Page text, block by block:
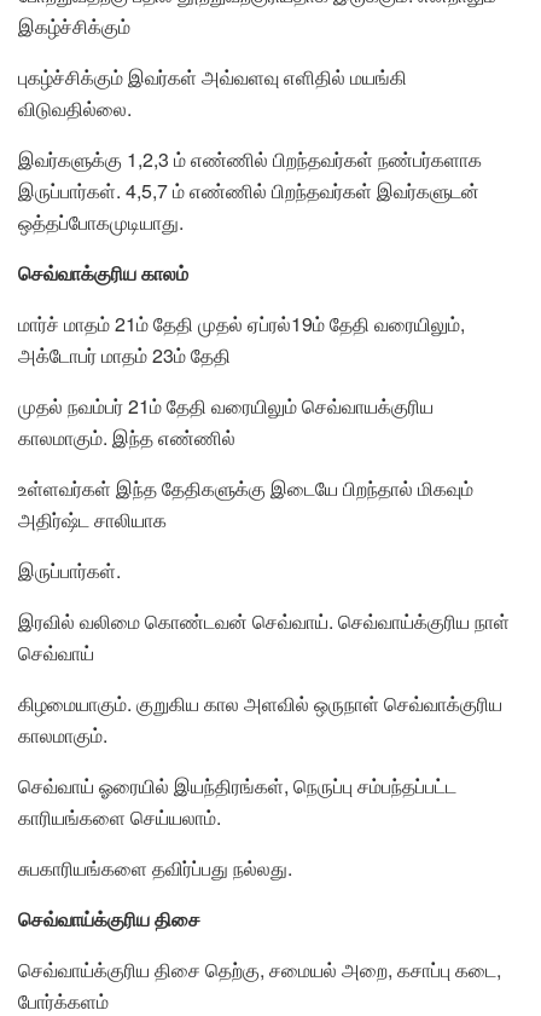
இகழ்ச்சிக்கும்
புகழ்ச்சிக்கும் இவர்கள் அவ்வளவு எளிதில் மயங்கி
விடுவதில்லை.
இவர்களுக்கு 1,2,3 ம் எண்ணில் பிறந்தவர்கள் நண்பர்களாக
இருப்பார்கள். 4,5,7 ம் எண்ணில் பிறந்தவர்கள் இவர்களுடன்
ஒத்தப்போகமுடியாது.
செவ்வாக்குரிய காலம்
மார்ச் மாதம் 21ம் தேதி முதல் ஏப்ரல்19ம் தேதி வரையிலும்,
அக்டோபர் மாதம் 23ம் தேதி
முதல் நவம்பர் 21ம் தேதி வரையிலும் செவ்வாயக்குரிய
காலமாகும். இந்த எண்ணில்
உள்ளவர்கள் இந்த தேதிகளுக்கு இடையே பிறந்தால் மிகவும்
அதிர்ஷ்ட சாலியாக
இருப்பார்கள்.
இரவில் வலிமை கொண்டவன் செவ்வாய். செவ்வாய்க்குரிய நாள்
செவ்வாய்
கிழமையாகும். குறுகிய கால அளவில் ஒருநாள் செவ்வாக்குரிய
காலமாகும்.
செவ்வாய் ஓரையில் இயந்திரங்கள், நெருப்பு சம்பந்தப்பட்ட
காரியங்களை செய்யலாம்.
சுபகாரியங்களை தவிர்ப்பது நல்லது.
செவ்வாய்க்குரிய திசை
செவ்வாய்க்குரிய திசை தெற்கு, சமையல் அறை, கசாப்பு கடை,
போர்க்களம்